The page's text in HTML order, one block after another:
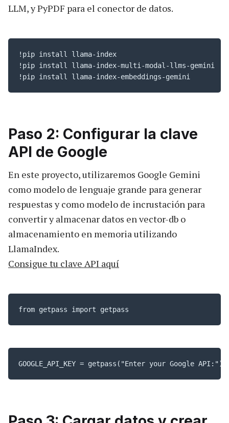
LLM, y PyPDF para el conector de datos.
!pip install llama-index
!pip install llama-index-multi-modal-llms-gemini
!pip install llama-index-embeddings-gemini
Paso 2: Configurar la clave
API de Google
En este proyecto, utilizaremos Google Gemini
como modelo de lenguaje grande para generar
respuestas y como modelo de incrustación para
convertir y almacenar datos en vector-db o
almacenamiento en memoria utilizando
LlamaIndex.
Consigue tu clave API aquí
from getpass import getpass
GOOGLE_API_KEY = getpass("Enter your Google API:")